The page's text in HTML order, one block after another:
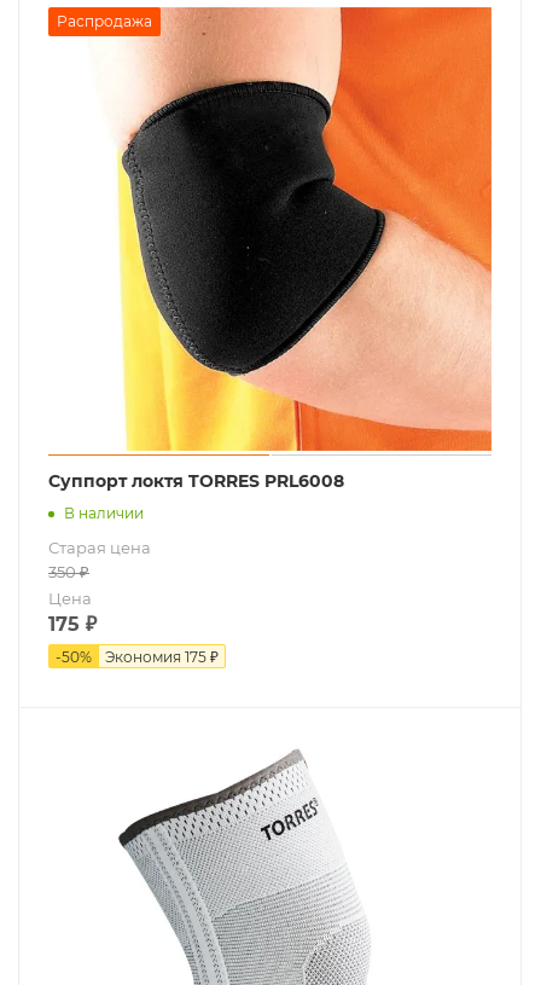
Распродажа
Суппорт локтя TORRES PRL6008
В наличии
Старая цена
350₽
Цена
175 ₽
-50% Экономия 175 ₽